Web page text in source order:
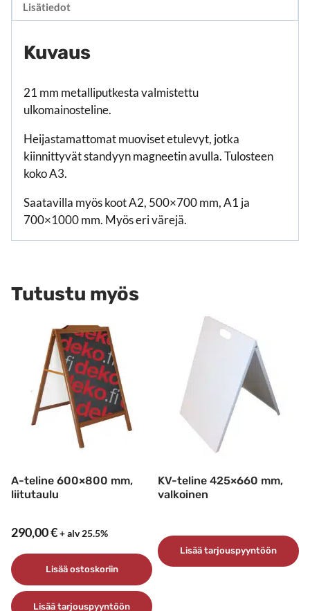
Lisätiedot
Kuvaus
21 mm metalliputkesta valmistettu
ulkomainosteline.
Heijastamattomat muoviset etulevyt, jotka
kiinnittyvät standyyn magneetin avulla. Tulosteen
koko A3.
Saatavilla myös koot A2, 500×700 mm, A1 ja
700×1000 mm. Myös eri värejä.
Tutustu myös
A-teline 600×800 mm,
liitutaulu
290,00€+ alv 25.5%
Lisää ostoskoriin
Lisää tarjouspyyntöön
KV-teline 425×660 mm,
valkoinen
Lisää tarjouspyyntöön